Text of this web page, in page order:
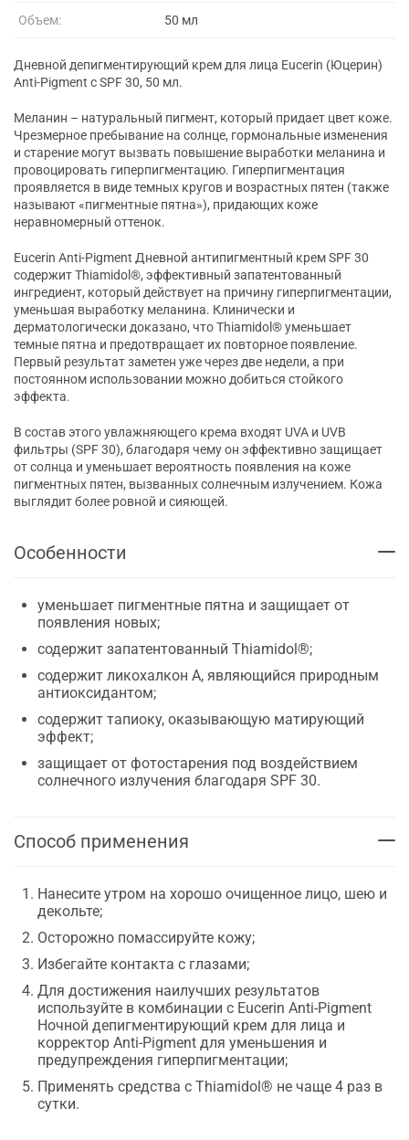
Объем: 50 мл
Дневной депигментирующий крем для лица Eucerin (Юцерин)
Anti-Pigment с SPF 30, 50 мл.
Меланин – натуральный пигмент, который придает цвет коже.
Чрезмерное пребывание на солнце, гормональные изменения
и старение могут вызвать повышение выработки меланина и
провоцировать гиперпигментацию. Гиперпигментация
проявляется в виде темных кругов и возрастных пятен (также
называют «пигментные пятна»), придающих коже
неравномерный оттенок.
Eucerin Anti-Pigment Дневной антипигментный крем SPF 30
содержит Thiamidol®, эффективный запатентованный
ингредиент, который действует на причину гиперпигментации,
уменьшая выработку меланина. Клинически и
дерматологически доказано, что Thiamidol® уменьшает
темные пятна и предотвращает их повторное появление.
Первый результат заметен уже через две недели, а при
постоянном использовании можно добиться стойкого
эффекта.
В состав этого увлажняющего крема входят UVA и UVB
фильтры (SPF 30), благодаря чему он эффективно защищает
от солнца и уменьшает вероятность появления на коже
пигментных пятен, вызванных солнечным излучением. Кожа
выглядит более ровной и сияющей.
Особенности
уменьшает пигментные пятна и защищает от
появления новых;
содержит запатентованный Thiamidol®;
содержит ликохалкон А, являющийся природным
антиоксидантом;
содержит тапиоку, оказывающую матирующий
эффект;
защищает от фотостарения под воздействием
солнечного излучения благодаря SPF 30.
Способ применения
Нанесите утром на хорошо очищенное лицо, шею и
декольте;
Осторожно помассируйте кожу;
Избегайте контакта с глазами;
Для достижения наилучших результатов
используйте в комбинации с Eucerin Anti-Pigment
Ночной депигментирующий крем для лица и
корректор Anti-Pigment для уменьшения и
предупреждения гиперпигментации;
Применять средства с Thiamidol® не чаще 4 раз в
сутки.